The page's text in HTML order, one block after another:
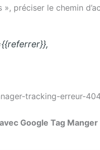
préciser le chemin
Google Tag